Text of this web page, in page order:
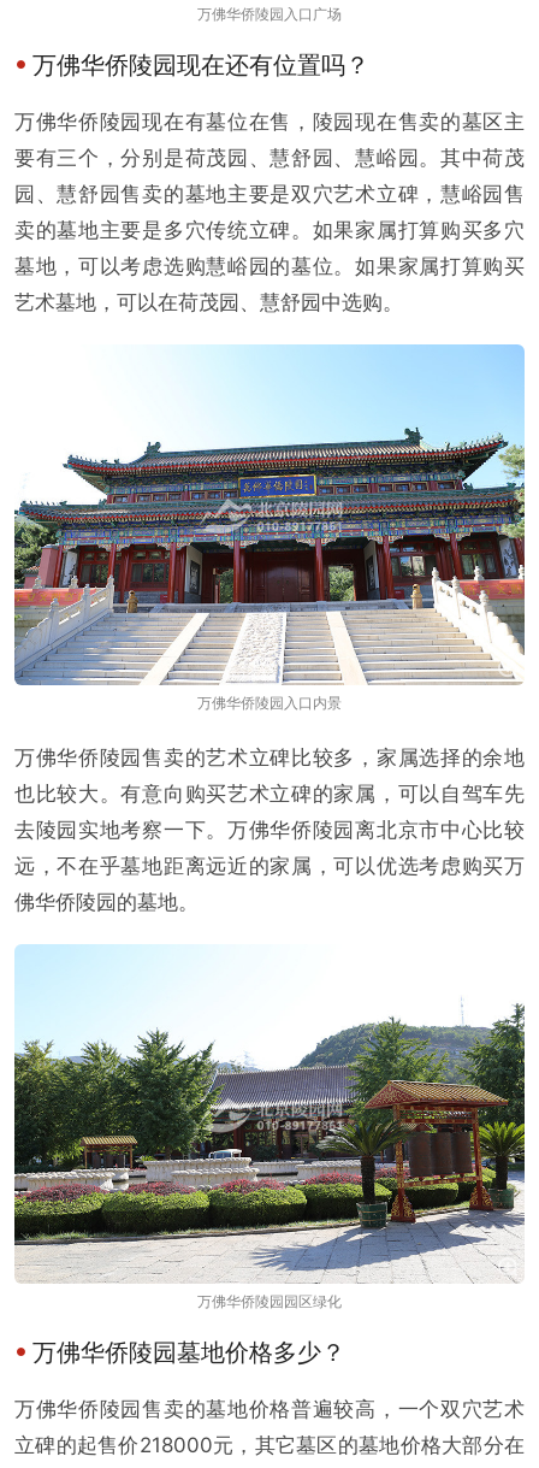
万佛华侨陵园入口广场
万佛华侨陵园现在还有位置吗？
万佛华侨陵园现在有墓位在售，陵园现在售卖的墓区主
要有三个，分别是荷茂园、慧舒园、慧峪园。其中荷茂
园、慧舒园售卖的墓地主要是双穴艺术立碑，慧峪园售
卖的墓地主要是多穴传统立碑。如果家属打算购买多穴
墓地，可以考虑选购慧峪园的墓位。如果家属打算购买
艺术墓地，可以在荷茂园、慧舒园中选购。
万佛华侨陵园入口内景
万佛华侨陵园售卖的艺术立碑比较多，家属选择的余地
也比较大。有意向购买艺术立碑的家属，可以自驾车先
去陵园实地考察一下。万佛华侨陵园离北京市中心比较
远，不在乎墓地距离远近的家属，可以优选考虑购买万
佛华侨陵园的墓地。
万佛华侨陵园园区绿化
万佛华侨陵园墓地价格多少？
万佛华侨陵园售卖的墓地价格普遍较高，一个双穴艺术
立碑的起售价218000元，其它墓区的墓地价格大部分在